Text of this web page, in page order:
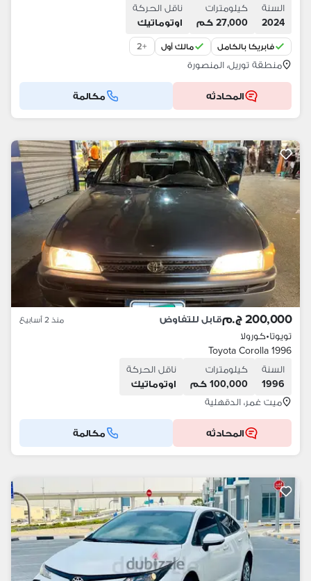
السنة
2024
كيلومترات
27,000 كم
ناقل الحركة
اوتوماتيك
فابريكا بالكامل مالك أول +
2
منطقة توريل، المنصورة
المحادثه مكالمة
200,000 ج.م قابل للتفاوض منذ 2 أسابيع
تويوتا•كورولا
Toyota Corolla 1996
السنة
1996
كيلومترات
100,000 كم
ناقل الحركة
اوتوماتيك
ميت غمر، الدقهلية
المحادثه مكالمة